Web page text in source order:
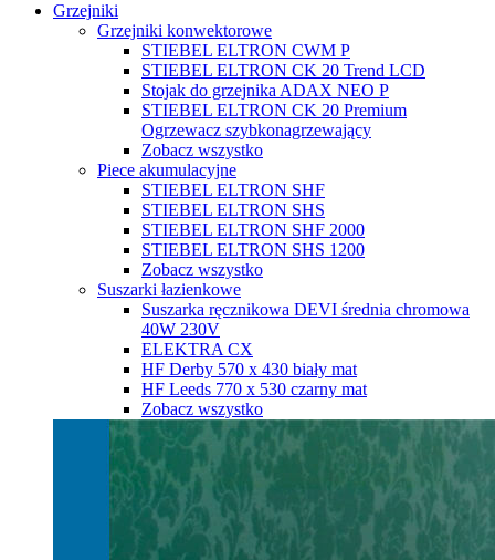
Grzejniki
Grzejniki konwektorowe
STIEBEL ELTRON CWM P
STIEBEL ELTRON CK 20 Trend LCD
Stojak do grzejnika ADAX NEO P
STIEBEL ELTRON CK 20 Premium
Ogrzewacz szybkonagrzewający
Zobacz wszystko
Piece akumulacyjne
STIEBEL ELTRON SHF
STIEBEL ELTRON SHS
STIEBEL ELTRON SHF 2000
STIEBEL ELTRON SHS 1200
Zobacz wszystko
Suszarki łazienkowe
Suszarka ręcznikowa DEVI średnia chromowa
40W 230V
ELEKTRA CX
HF Derby 570 х 430 biały mat
HF Leeds 770 х 530 czarny mat
Zobacz wszystko